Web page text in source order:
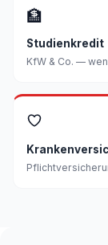
🏦
Studienkredit
KfW & Co. —